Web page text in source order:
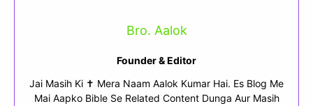
Bro. Aalok
Founder & Editor
Jai Masih Ki ✝ Mera Naam Aalok Kumar Hai. Es Blog Me
Mai Aapko Bible Se Related Content Dunga Aur Masih